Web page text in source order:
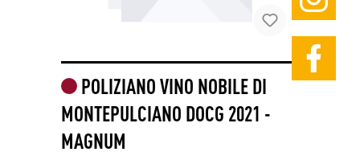
POLIZIANO VINO NOBILE DI
MONTEPULCIANO DOCG 2021 -
MAGNUM